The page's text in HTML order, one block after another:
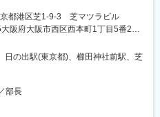
務
京都港区芝1-9-3 芝マツラビル
阪府大阪市西区西本町1丁目5番20
岡支店】〒812-0011福岡県福岡市
ビル302号
日の出駅(東京都)、櫛田神社前駅、芝
部長